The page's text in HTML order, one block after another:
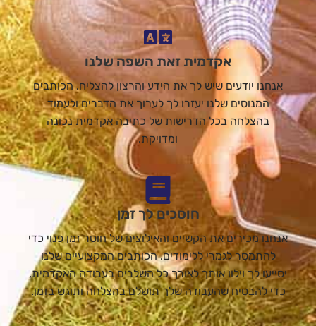
אקדמית זאת השפה שלנו
אנחנו יודעים שיש לך את הידע והרצון להצליח. הכותבים
המנוסים שלנו יעזרו לך לערוך את הדברים ולעמוד
בהצלחה בכל הדרישות של כתיבה אקדמית נכונה
ומדויקת.
חוסכים לך זמן
אנחנו מכירים את הקשיים והאילוצים של חוסר זמן פנוי כדי
להתמסר לגמרי ללימודים. הכותבים המקצועיים שלנו
יסייעו לך וילוו אותך לאורך כל השלבים בעבודה האקדמית,
כדי להבטיח שהעבודה שלך תושלם בהצלחה ותוגש בזמן.